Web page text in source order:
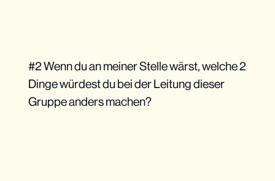
#2 Wenn du an meiner Stelle wärst, welche 2
Dinge würdest du bei der Leitung dieser
Gruppe anders machen?